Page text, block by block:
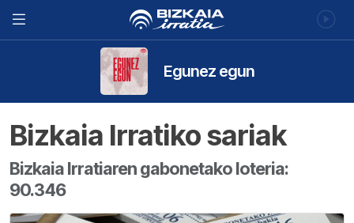
Egunez egun
Bizkaia Irratiko sariak
Bizkaia Irratiaren gabonetako loteria:
90.346